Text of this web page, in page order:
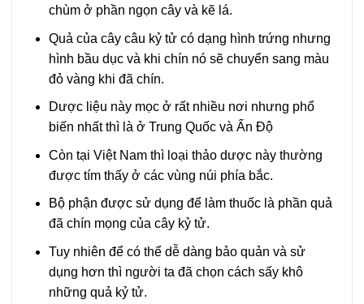
chùm ở phần ngọn cây và kẽ lá.
Quả của cây câu kỷ tử có dạng hình trứng nhưng
hình bầu dục và khi chín nó sẽ chuyển sang màu
đỏ vàng khi đã chín.
Dược liệu này mọc ở rất nhiều nơi nhưng phổ
biến nhất thì là ở Trung Quốc và Ấn Độ
Còn tại Việt Nam thì loại thảo dược này thường
được tím thấy ở các vùng núi phía bắc.
Bộ phận được sử dụng để làm thuốc là phần quả
đã chín mọng của cây kỷ tử.
Tuy nhiên để có thể dễ dàng bảo quản và sử
dụng hơn thì người ta đã chọn cách sấy khô
những quả kỷ tử.